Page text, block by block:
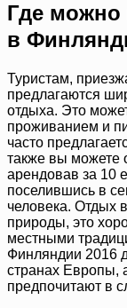
Где можно
в
Туристам,
предлагаются
отдыха. Это
проживанием и
часто
также вы можете
арендовав за 10
поселившись в
человека. Отдых
природы, это
местными
Финляндии 2016
странах Европы,
предпочитают в